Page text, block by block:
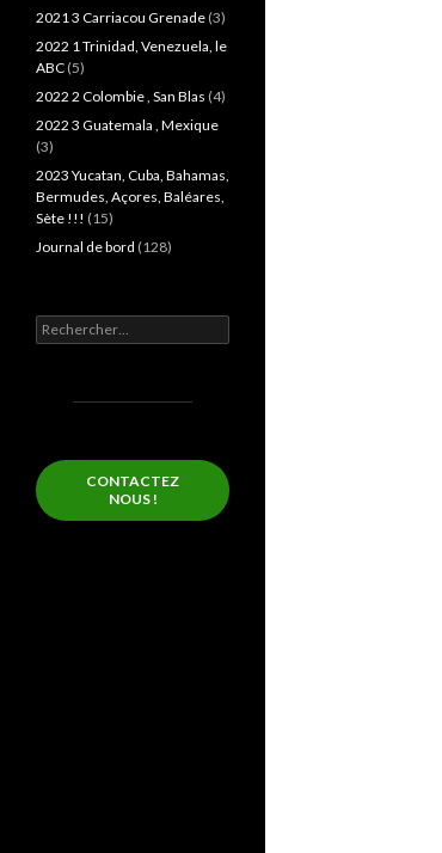
2021 3 Carriacou Grenade (3)
2022 1 Trinidad, Venezuela, le
ABC (5)
2022 2 Colombie , San Blas (4)
2022 3 Guatemala , Mexique
(3)
2023 Yucatan, Cuba, Bahamas,
Bermudes, Açores, Baléares,
Sète !!! (15)
Journal de bord (128)
Rechercher :
CONTACTEZ
NOUS !